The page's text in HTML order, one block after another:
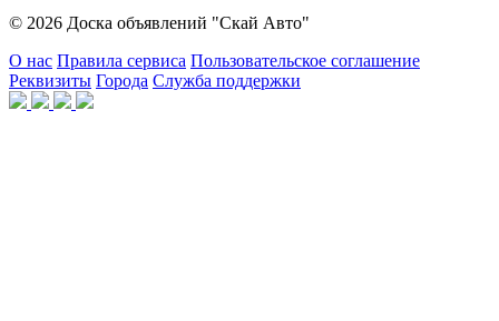
© 2026 Доска объявлений "Скай Авто"
О нас Правила сервиса Пользовательское соглашение
Реквизиты Города Служба поддержки